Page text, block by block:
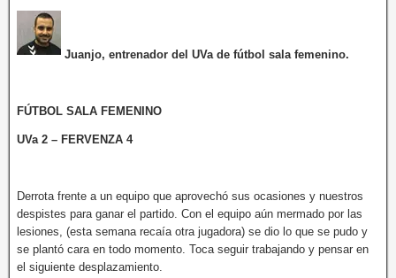
Juanjo, entrenador del UVa de fútbol sala femenino.
FÚTBOL SALA FEMENINO
UVa 2 – FERVENZA 4
Derrota frente a un equipo que aprovechó sus ocasiones y nuestros
despistes para ganar el partido. Con el equipo aún mermado por las
lesiones, (esta semana recaía otra jugadora) se dio lo que se pudo y
se plantó cara en todo momento. Toca seguir trabajando y pensar en
el siguiente desplazamiento.